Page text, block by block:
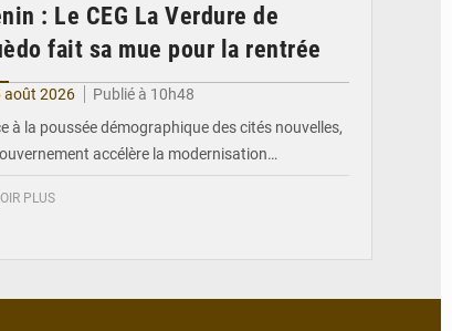
: Le CEG La Verdure de
fait sa mue pour la rentrée
août 2026
Publié à 10h48
à la poussée démographique des cités nouvelles,
accélère la modernisation…
PLUS